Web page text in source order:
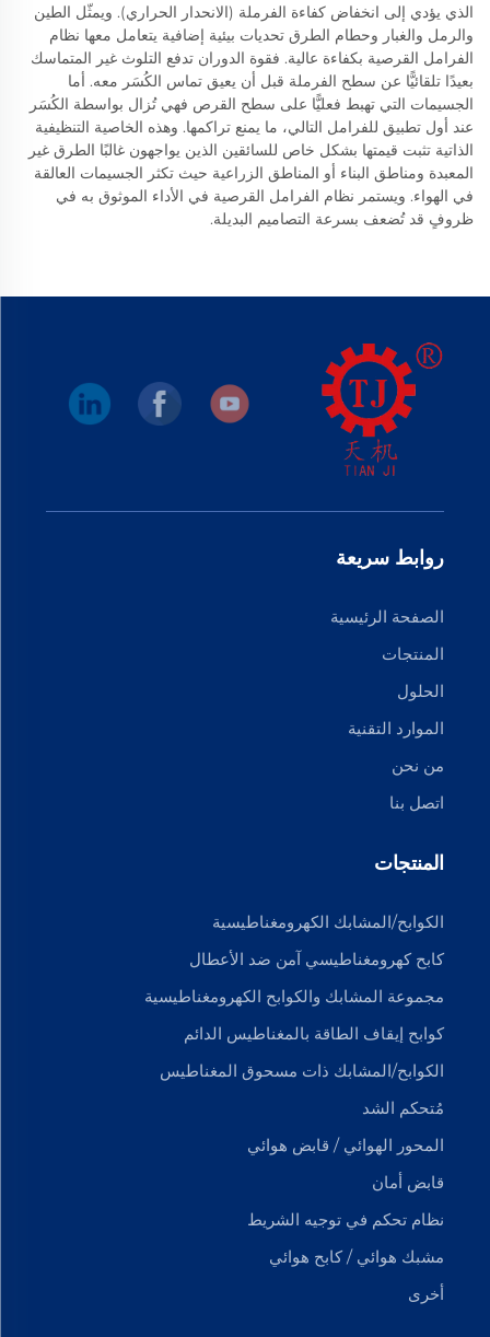
الذي يؤدي إلى انخفاض كفاءة الفرملة (الانحدار الحراري). ويمثّل الطين
والرمل والغبار وحطام الطرق تحديات بيئية إضافية يتعامل معها نظام
الفرامل القرصية بكفاءة عالية. فقوة الدوران تدفع التلوث غير المتماسك
بعيدًا تلقائيًّا عن سطح الفرملة قبل أن يعيق تماس الكُسَر معه. أما
الجسيمات التي تهبط فعليًّا على سطح القرص فهي تُزال بواسطة الكُسَر
عند أول تطبيق للفرامل التالي، ما يمنع تراكمها. وهذه الخاصية التنظيفية
الذاتية تثبت قيمتها بشكل خاص للسائقين الذين يواجهون غالبًا الطرق غير
المعبدة ومناطق البناء أو المناطق الزراعية حيث تكثر الجسيمات العالقة
في الهواء. ويستمر نظام الفرامل القرصية في الأداء الموثوق به في
ظروفٍ قد تُضعف بسرعة التصاميم البديلة.
روابط سريعة
الصفحة الرئيسية
المنتجات
الحلول
الموارد التقنية
من نحن
اتصل بنا
المنتجات
الكوابح/المشابك الكهرومغناطيسية
كابح كهرومغناطيسي آمن ضد الأعطال
مجموعة المشابك والكوابح الكهرومغناطيسية
كوابح إيقاف الطاقة بالمغناطيس الدائم
الكوابح/المشابك ذات مسحوق المغناطيس
مُتحكم الشد
المحور الهوائي / قابض هوائي
قابض أمان
نظام تحكم في توجيه الشريط
مشبك هوائي / كابح هوائي
أخرى